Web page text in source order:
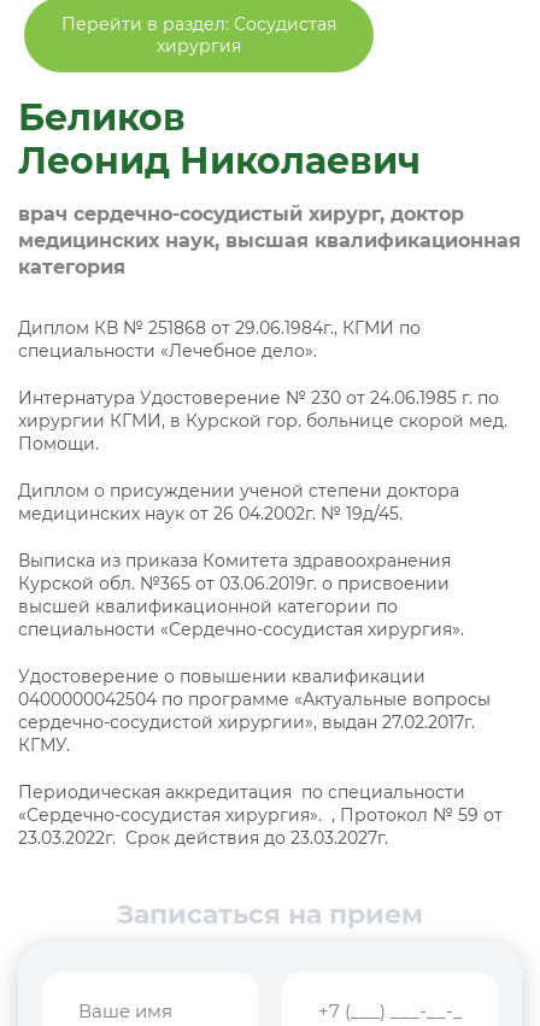
Перейти в раздел: Сосудистая
хирургия
Беликов
Леонид Николаевич
врач сердечно-сосудистый хирург, доктор
медицинских наук, высшая квалификационная
категория
Диплом КВ № 251868 от 29.06.1984г., КГМИ по
специальности «Лечебное дело».
Интернатура Удостоверение № 230 от 24.06.1985 г. по
хирургии КГМИ, в Курской гор. больнице скорой мед.
Помощи.
Диплом о присуждении ученой степени доктора
медицинских наук от 26 04.2002г. № 19д/45.
Выписка из приказа Комитета здравоохранения
Курской обл. №365 от 03.06.2019г. о присвоении
высшей квалификационной категории по
специальности «Сердечно-сосудистая хирургия».
Удостоверение о повышении квалификации
0400000042504 по программе «Актуальные вопросы
сердечно-сосудистой хирургии», выдан 27.02.2017г.
КГМУ.
Периодическая аккредитация по специальности
«Сердечно-сосудистая хирургия». , Протокол № 59 от
23.03.2022г. Срок действия до 23.03.2027г.
Записаться на прием